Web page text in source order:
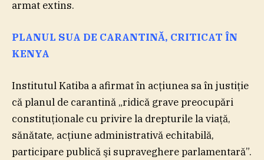
armat extins.
PLANUL SUA DE CARANTINĂ, CRITICAT ÎN
KENYA
Institutul Katiba a afirmat în acţiunea sa în justiţie
că planul de carantină „ridică grave preocupări
constituţionale cu privire la drepturile la viaţă,
sănătate, acţiune administrativă echitabilă,
participare publică şi supraveghere parlamentară”.